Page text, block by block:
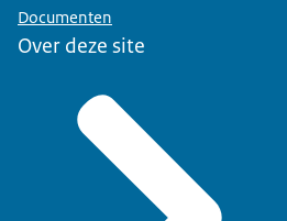
Documenten
Over deze site